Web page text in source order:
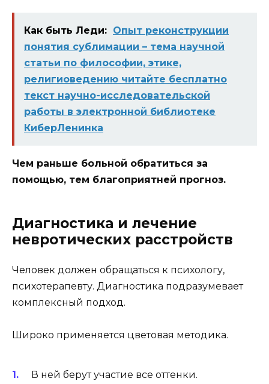
Как быть Леди: Опыт реконструкции
понятия сублимации – тема научной
статьи по философии, этике,
религиоведению читайте бесплатно
текст научно-исследовательской
работы в электронной библиотеке
КиберЛенинка
Чем раньше больной обратиться за
помощью, тем благоприятней прогноз.
Диагностика и лечение
невротических расстройств
Человек должен обращаться к психологу,
психотерапевту. Диагностика подразумевает
комплексный подход.
Широко применяется цветовая методика.
В ней берут участие все оттенки.